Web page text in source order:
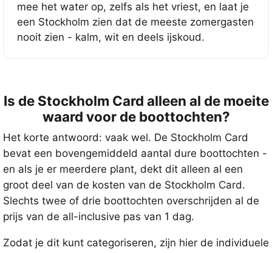
mee het water op, zelfs als het vriest, en laat je
een Stockholm zien dat de meeste zomergasten
nooit zien - kalm, wit en deels ijskoud.
Is de Stockholm Card alleen al de moeite
waard voor de boottochten?
Het korte antwoord: vaak wel. De Stockholm Card
bevat een bovengemiddeld aantal dure boottochten -
en als je er meerdere plant, dekt dit alleen al een
groot deel van de kosten van de Stockholm Card.
Slechts twee of drie boottochten overschrijden al de
prijs van de all-inclusive pas van 1 dag.
Zodat je dit kunt categoriseren, zijn hier de individuele